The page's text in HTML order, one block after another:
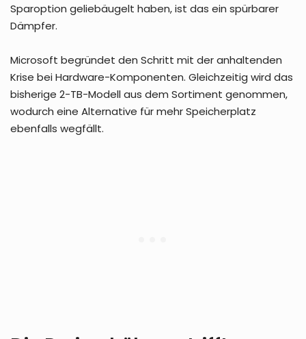
Sparoption geliebäugelt haben, ist das ein spürbarer
Dämpfer.
Microsoft begründet den Schritt mit der anhaltenden
Krise bei Hardware-Komponenten. Gleichzeitig wird das
bisherige 2-TB-Modell aus dem Sortiment genommen,
wodurch eine Alternative für mehr Speicherplatz
ebenfalls wegfällt.